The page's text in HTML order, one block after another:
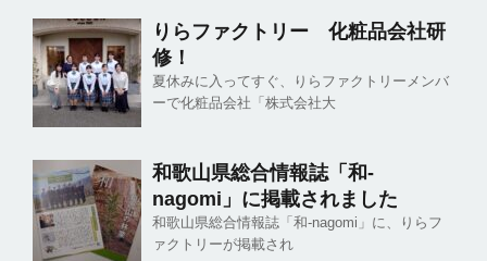
りらファクトリー 化粧品会社研
修！
夏休みに入ってすぐ、りらファクトリーメンバ
ーで化粧品会社「株式会社大
和歌山県総合情報誌「和-
nagomi」に掲載されました
和歌山県総合情報誌「和-nagomi」に、りらフ
ァクトリーが掲載され